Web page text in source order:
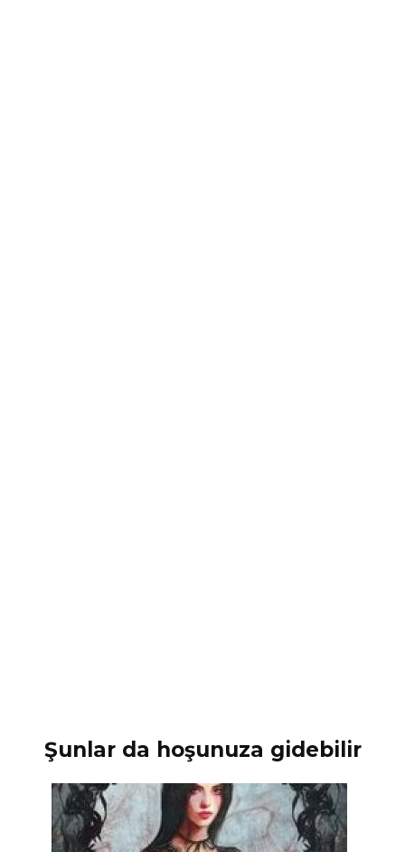
Şunlar da hoşunuza gidebilir